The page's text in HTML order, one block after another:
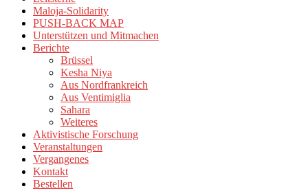
Maloja-Solidarity
PUSH-BACK MAP
Unterstützen und Mitmachen
Berichte
Brüssel
Kesha Niya
Aus Nordfrankreich
Aus Ventimiglia
Sahara
Weiteres
Aktivistische Forschung
Veranstaltungen
Vergangenes
Kontakt
Bestellen